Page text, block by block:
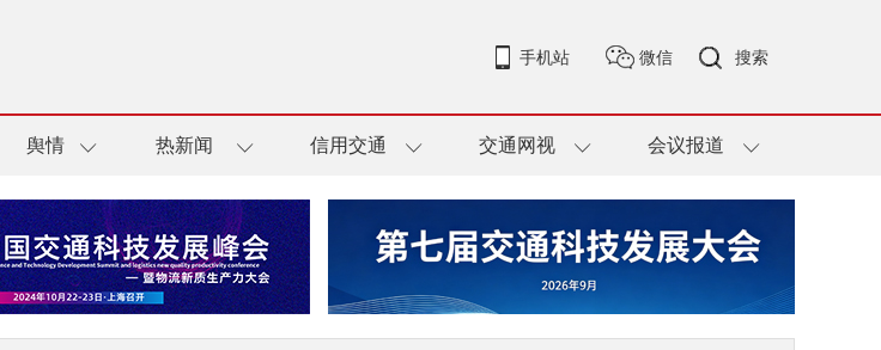
手机站 微信 搜索
舆情 热新闻 信用交通 交通网视 会议报道